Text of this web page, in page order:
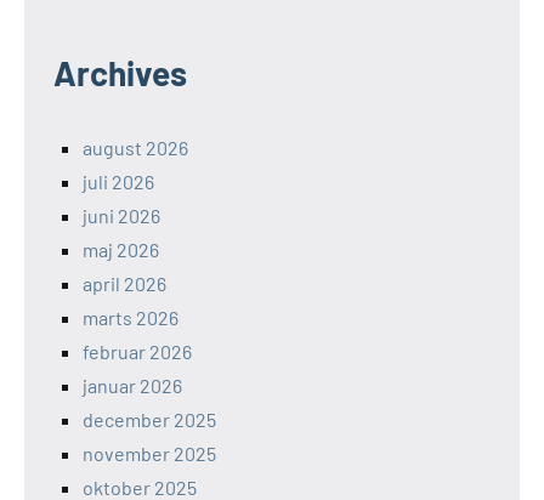
Archives
august 2026
juli 2026
juni 2026
maj 2026
april 2026
marts 2026
februar 2026
januar 2026
december 2025
november 2025
oktober 2025